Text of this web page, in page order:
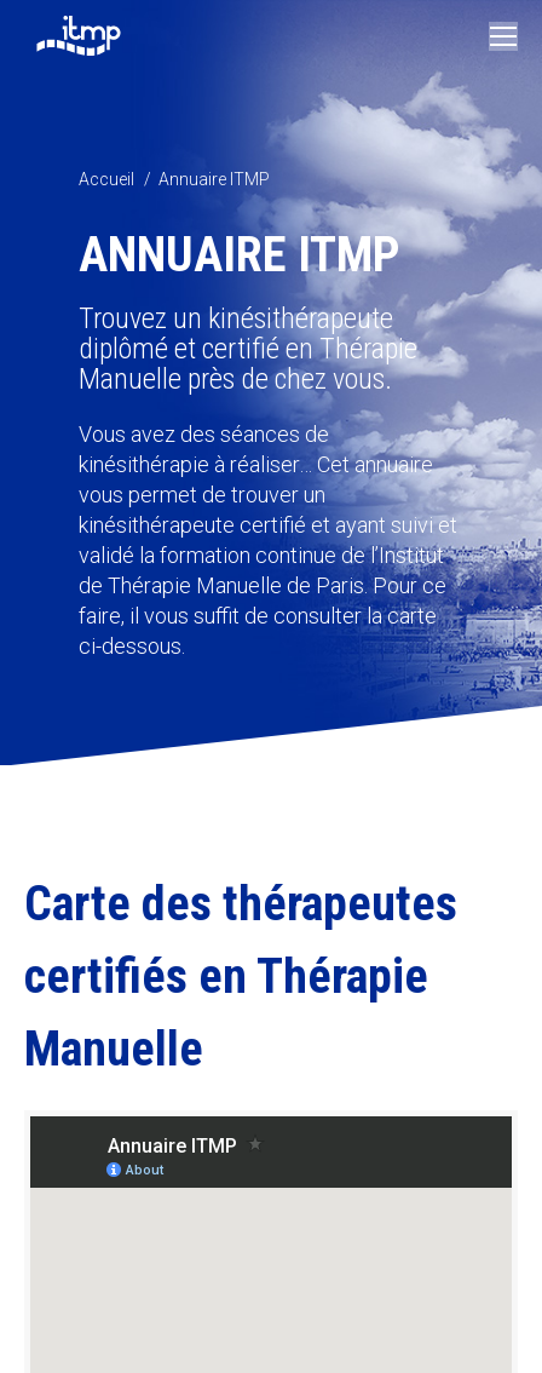
Vous êtes ici :
Accueil Annuaire ITMP
ANNUAIRE ITMP
Trouvez un kinésithérapeute
diplômé et certifié en Thérapie
Manuelle près de chez vous.
Vous avez des séances de
kinésithérapie à réaliser… Cet annuaire
vous permet de trouver un
kinésithérapeute certifié et ayant suivi et
validé la formation continue de l’Institut
de Thérapie Manuelle de Paris. Pour ce
faire, il vous suffit de consulter la carte
ci-dessous.
Carte des thérapeutes
certifiés en Thérapie
Manuelle